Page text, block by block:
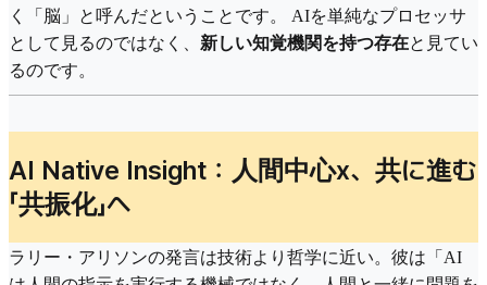
く「脳」と呼んだということです。 AIを単純なプロセッサ
として見るのではなく、 新しい知覚機関を持つ存在と見てい
るのです。
AI Native Insight：人間中心x、共に進む
「共振化」へ
ラリー・アリソンの発言は技術より哲学に近い。彼は「AI